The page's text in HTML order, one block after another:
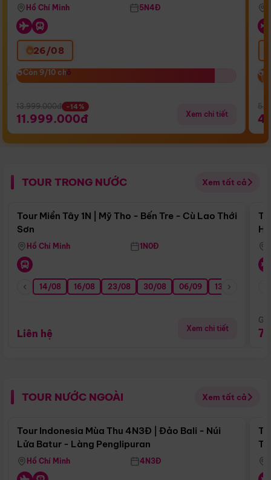
Airways)
Hồ Chí Minh 5N4Đ
26/08
Còn 9/10 chỗ
Còn 9/10 chỗ
13.999.000đ -14%
11.999.000đ Xem chi tiết
TOUR TRONG NƯỚC Xem tất cả
Điểm nổi bật
Tour Miền Tây 1N | Mỹ Tho - Bến Tre - Cù Lao Thới
Sơn
Hồ Chí Minh 1N0Đ
14/08 16/08 23/08 30/08 06/09 13/09
Liên hệ Xem chi tiết
TOUR NƯỚC NGOÀI Xem tất cả
Điểm nổi bật
Tour Indonesia Mùa Thu 4N3Đ | Đảo Bali - Núi
Lửa Batur - Làng Penglipuran
Hồ Chí Minh 4N3Đ